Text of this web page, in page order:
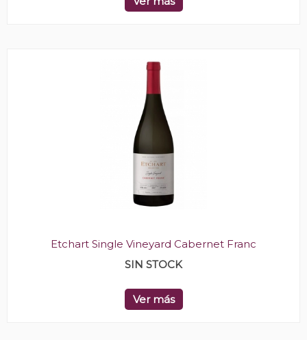
Etchart Single Vineyard Cabernet Franc
SIN STOCK
Ver más